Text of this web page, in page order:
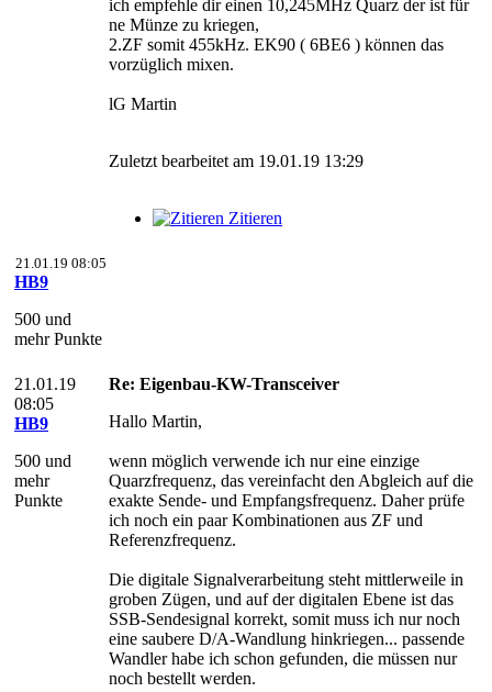
ich empfehle dir einen 10,245MHz Quarz der ist für
ne Münze zu kriegen,
2.ZF somit 455kHz. EK90 ( 6BE6 ) können das
vorzüglich mixen.
lG Martin
Zuletzt bearbeitet am 19.01.19 13:29
Zitieren
21.01.19 08:05
HB9
500 und
mehr Punkte
21.01.19
08:05
HB9
500 und
mehr
Punkte
Re: Eigenbau-KW-Transceiver
Hallo Martin,
wenn möglich verwende ich nur eine einzige
Quarzfrequenz, das vereinfacht den Abgleich auf die
exakte Sende- und Empfangsfrequenz. Daher prüfe
ich noch ein paar Kombinationen aus ZF und
Referenzfrequenz.
Die digitale Signalverarbeitung steht mittlerweile in
groben Zügen, und auf der digitalen Ebene ist das
SSB-Sendesignal korrekt, somit muss ich nur noch
eine saubere D/A-Wandlung hinkriegen... passende
Wandler habe ich schon gefunden, die müssen nur
noch bestellt werden.